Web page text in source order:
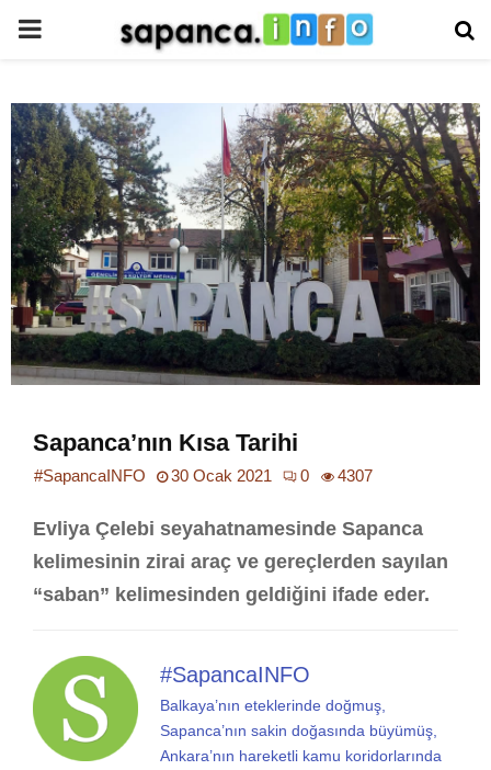
PRIMARY
Sapanca’nın Kısa Tarihi
#SapancaINFO 30 Ocak 2021 0 4307
Evliya Çelebi seyahatnamesinde Sapanca
kelimesinin zirai araç ve gereçlerden sayılan
“saban” kelimesinden geldiğini ifade eder.
#SapancaINFO
Balkaya’nın eteklerinde doğmuş,
Sapanca’nın sakin doğasında büyümüş,
Ankara’nın hareketli kamu koridorlarında